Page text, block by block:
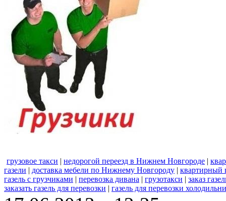
грузовое такси | недорогой переезд в Нижнем Новгороде |
газели | доставка мебели по Нижнему Новгороду | квартирный
газель с грузчиками | перевозка дивана | грузотакси | заказ
заказать газель для перевозки | газель для перевозки